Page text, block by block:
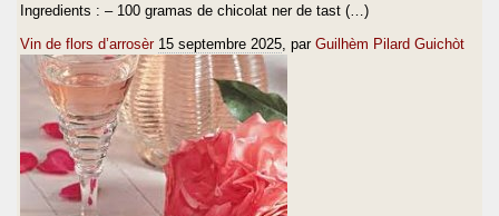
Ingredients : – 100 gramas de chicolat ner de tast (…)
Vin de flors d’arrosèr 15 septembre 2025 , par Guilhèm Pilard Guichòt